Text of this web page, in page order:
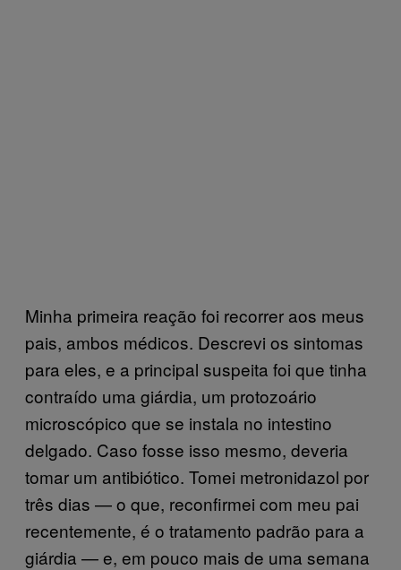
Minha primeira reação foi recorrer aos meus
pais, ambos médicos. Descrevi os sintomas
para eles, e a principal suspeita foi que tinha
contraído uma giárdia, um protozoário
microscópico que se instala no intestino
delgado. Caso fosse isso mesmo, deveria
tomar um antibiótico. Tomei metronidazol por
três dias — o que, reconfirmei com meu pai
recentemente, é o tratamento padrão para a
giárdia — e, em pouco mais de uma semana